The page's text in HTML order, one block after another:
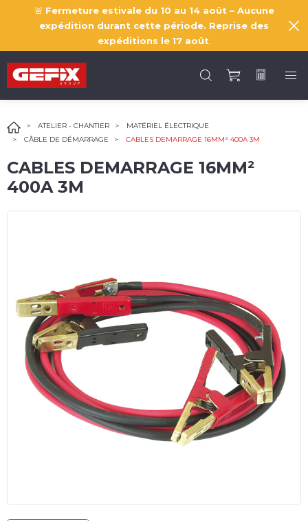
🚨 Fermeture estivale du 10 au 14 août – Aucune
expédition durant cette période. Reprise des
expéditions le 17 août
ATELIER - CHANTIER
MATÉRIEL ÉLECTRIQUE
CÂBLE DE DÉMARRAGE
CABLES DEMARRAGE 16MM² 400A 3M
CABLES DEMARRAGE 16MM²
400A 3M